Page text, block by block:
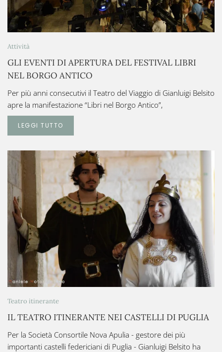
Attività
GLI EVENTI DI APERTURA DEL FESTIVAL LIBRI
NEL BORGO ANTICO
Per più anni consecutivi il Teatro del Viaggio di Gianluigi Belsito
apre la manifestazione “Libri nel Borgo Antico”,
LEGGI TUTTO
Teatro itinerante
IL TEATRO ITINERANTE NEI CASTELLI DI PUGLIA
Per la Società Consortile Nova Apulia - gestore dei più
importanti castelli federiciani di Puglia - Gianluigi Belsito ha